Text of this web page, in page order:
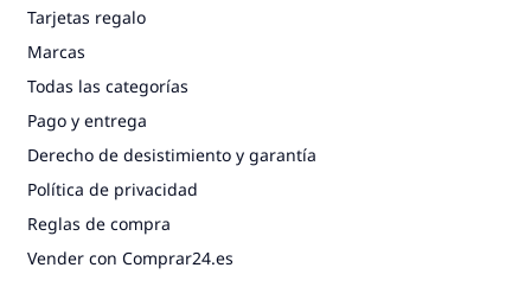
Tarjetas regalo
Marcas
Todas las categorías
Pago y entrega
Derecho de desistimiento y garantía
Política de privacidad
Reglas de compra
Vender con Comprar24.es